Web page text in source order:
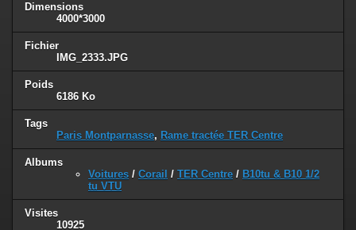
Dimensions
4000*3000
Fichier
IMG_2333.JPG
Poids
6186 Ko
Tags
Paris Montparnasse, Rame tractée TER Centre
Albums
Voitures / Corail / TER Centre / B10tu & B10 1/2
tu VTU
Visites
10925